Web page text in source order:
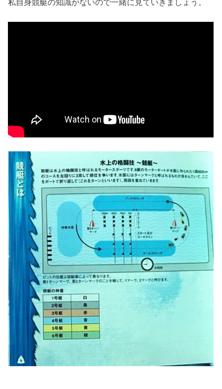
私自身競艇の知識がないので一緒に見ていきましょう。